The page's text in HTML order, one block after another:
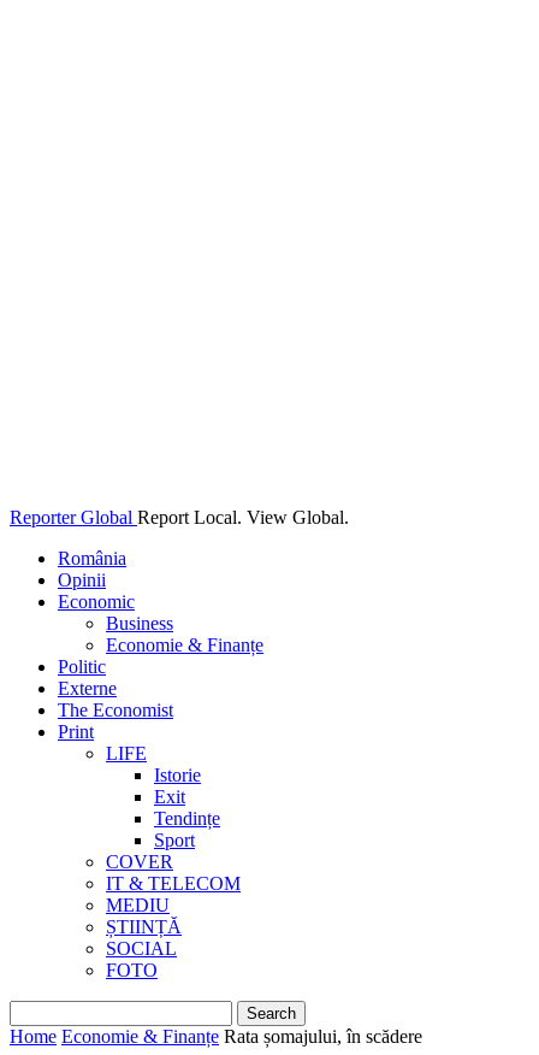
Reporter Global Report Local. View Global.
România
Opinii
Economic
Business
Economie & Finanțe
Politic
Externe
The Economist
Print
LIFE
Istorie
Exit
Tendințe
Sport
COVER
IT & TELECOM
MEDIU
ȘTIINȚĂ
SOCIAL
FOTO
Home Economie & Finanțe Rata șomajului, în scădere